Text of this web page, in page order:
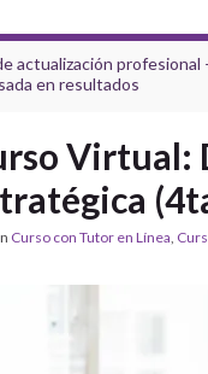
actualización
en resultados
Virtual:
Curso con Tutor en Línea,